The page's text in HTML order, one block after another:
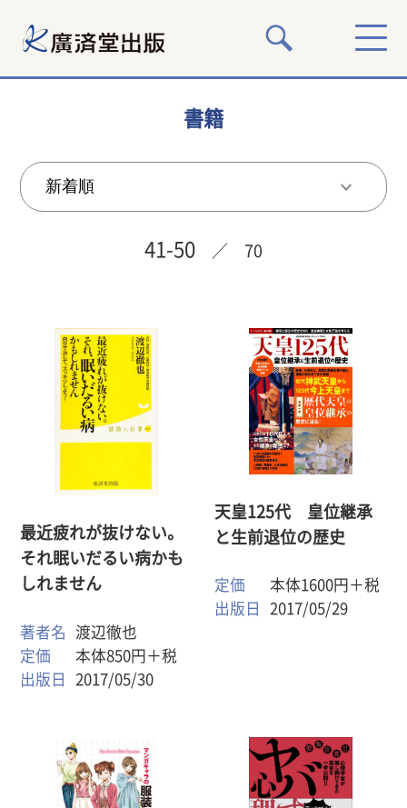
書籍
41-50 ／ 70
最近疲れが抜けない。
それ眠いだるい病かも
しれません
著者名
渡辺徹也
定価
本体850円＋税
出版日
2017/05/30
天皇125代 皇位継承
と生前退位の歴史
定価
本体1600円＋税
出版日
2017/05/29